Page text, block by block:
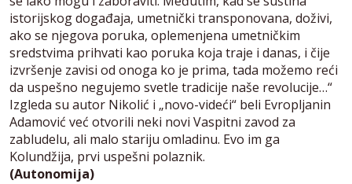
istorijskog događaja, umetnički transponovana, doživi,
ako se njegova poruka, oplemenjena umetničkim
sredstvima prihvati kao poruka koja traje i danas, i čije
izvršenje zavisi od onoga ko je prima, tada možemo reći
da uspešno negujemo svetle tradicije naše revolucije…“
Izgleda su autor Nikolić i „novo-videći“ beli Evropljanin
Adamović već otvorili neki novi Vaspitni zavod za
zabludelu, ali malo stariju omladinu. Evo im ga
Kolundžija, prvi uspešni polaznik.
(Autonomija)